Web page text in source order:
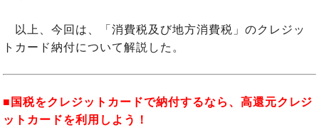
以上、今回は、「消費税及び地方消費税」のクレジッ
トカード納付について解説した。
■国税をクレジットカードで納付するなら、高還元クレジ
ットカードを利用しよう！